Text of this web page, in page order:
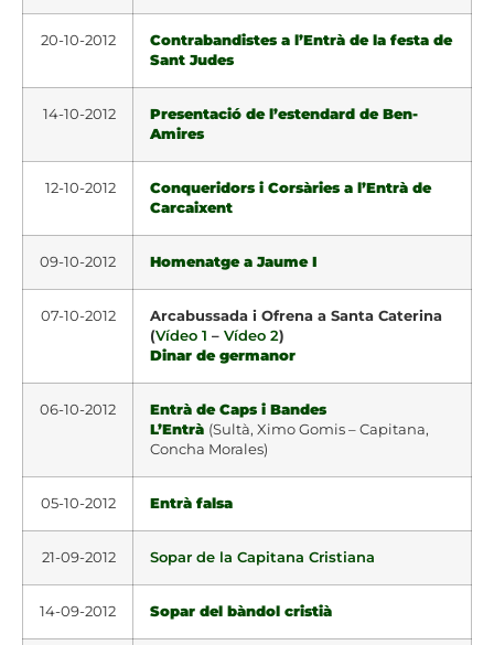
20-10-2012
Contrabandistes a l’Entrà de la festa de
Sant Judes
14-10-2012
Presentació de l’estendard de Ben-
Amires
12-10-2012
Conqueridors i Corsàries a l’Entrà de
Carcaixent
09-10-2012 Homenatge a Jaume I
07-10-2012
Arcabussada i Ofrena a Santa Caterina
(Vídeo 1 – Vídeo 2)
Dinar de germanor
06-10-2012
Entrà de Caps i Bandes
L’Entrà (Sultà, Ximo Gomis – Capitana,
Concha Morales)
05-10-2012 Entrà falsa
21-09-2012 Sopar de la Capitana Cristiana
14-09-2012 Sopar del bàndol cristià